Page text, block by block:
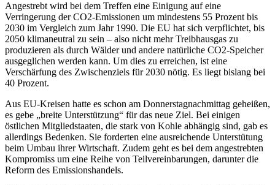
Angestrebt wird bei dem Treffen eine Einigung auf eine
Verringerung der CO2-Emissionen um mindestens 55 Prozent bis
2030 im Vergleich zum Jahr 1990. Die EU hat sich verpflichtet, bis
2050 klimaneutral zu sein – also nicht mehr Treibhausgas zu
produzieren als durch Wälder und andere natürliche CO2-Speicher
ausgeglichen werden kann. Um dies zu erreichen, ist eine
Verschärfung des Zwischenziels für 2030 nötig. Es liegt bislang bei
40 Prozent.
Aus EU-Kreisen hatte es schon am Donnerstagnachmittag geheißen,
es gebe „breite Unterstützung“ für das neue Ziel. Bei einigen
östlichen Mitgliedstaaten, die stark von Kohle abhängig sind, gab es
allerdings Bedenken. Sie forderten eine ausreichende Unterstütung
beim Umbau ihrer Wirtschaft. Zudem geht es bei dem angestrebten
Kompromiss um eine Reihe von Teilvereinbarungen, darunter die
Reform des Emissionshandels.